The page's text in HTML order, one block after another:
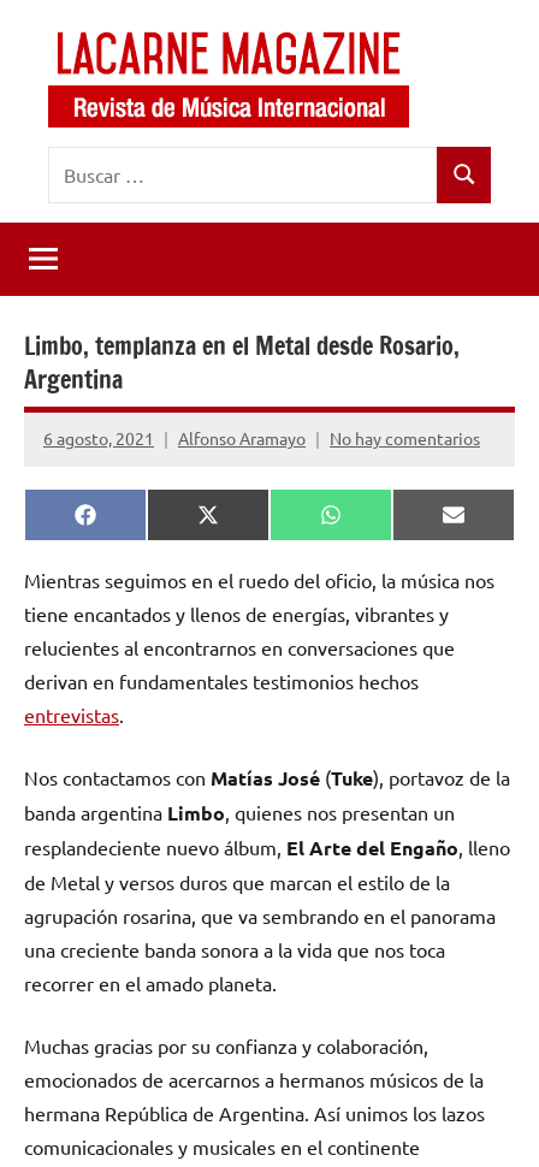
contenido
LaCarne
Magazine
de
música
internacional
Buscar
Limbo, templanza en el Metal desde Rosario,
Argentina
6 agosto, 2021 Alfonso Aramayo No hay comentarios
Compartir
en
Facebook
Compartir
en
X
(Twitter)
Compartir
en
WhatsApp
en
Email
Mientras seguimos en el ruedo del oficio, la música nos
tiene encantados y llenos de energías, vibrantes y
relucientes al encontrarnos en conversaciones que
derivan en fundamentales testimonios hechos
entrevistas
Nos contactamos con Matías José (Tuke), portavoz de la
banda argentina Limbo , quienes nos presentan un
resplandeciente nuevo álbum, El Arte del Engaño , lleno
de Metal y versos duros que marcan el estilo de la
agrupación rosarina, que va sembrando en el panorama
una creciente banda sonora a la vida que nos toca
recorrer en el amado planeta.
Muchas gracias por su confianza y colaboración,
emocionados de acercarnos a hermanos músicos de la
hermana República de Argentina. Así unimos los lazos
comunicacionales y musicales en el continente